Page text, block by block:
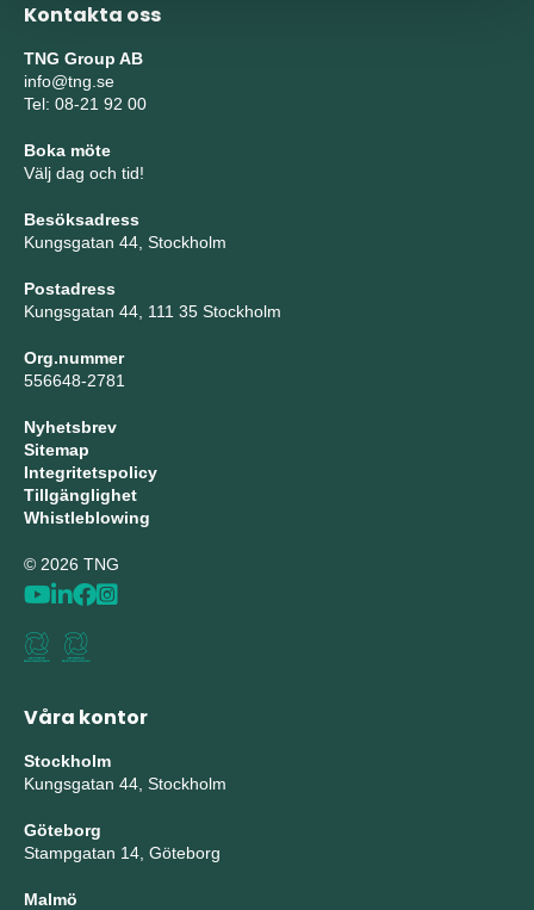
Kontakta oss
TNG Group AB
info@tng.se
Tel: 08-21 92 00
Boka möte
Välj dag och tid!
Besöksadress
Kungsgatan 44, Stockholm
Postadress
Kungsgatan 44, 111 35 Stockholm
Org.nummer
556648-2781
Nyhetsbrev
Sitemap
Integritetspolicy
Tillgänglighet
Whistleblowing
© 2026 TNG
Våra kontor
Stockholm
Kungsgatan 44, Stockholm
Göteborg
Stampgatan 14, Göteborg
Malmö